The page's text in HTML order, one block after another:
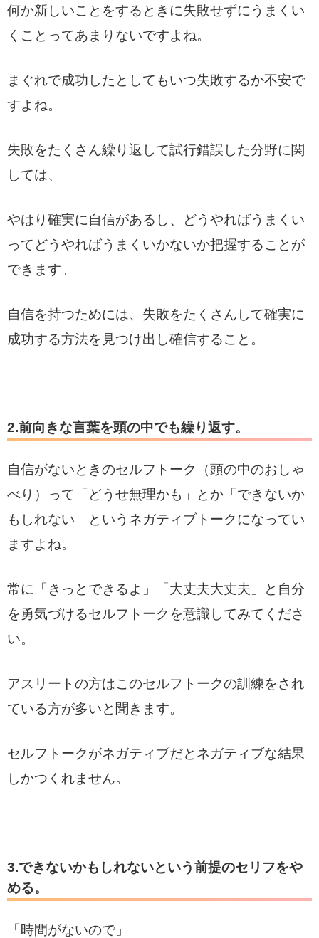
何か新しいことをするときに失敗せずにうまくい
くことってあまりないですよね。
まぐれで成功したとしてもいつ失敗するか不安で
すよね。
失敗をたくさん繰り返して試行錯誤した分野に関
しては、
やはり確実に自信があるし、どうやればうまくい
ってどうやればうまくいかないか把握することが
できます。
自信を持つためには、失敗をたくさんして確実に
成功する方法を見つけ出し確信すること。
2.前向きな言葉を頭の中でも繰り返す。
自信がないときのセルフトーク（頭の中のおしゃ
べり）って「どうせ無理かも」とか「できないか
もしれない」というネガティブトークになってい
ますよね。
常に「きっとできるよ」「大丈夫大丈夫」と自分
を勇気づけるセルフトークを意識してみてくださ
い。
アスリートの方はこのセルフトークの訓練をされ
ている方が多いと聞きます。
セルフトークがネガティブだとネガティブな結果
しかつくれません。
3.できないかもしれないという前提のセリフをや
める。
「時間がないので」